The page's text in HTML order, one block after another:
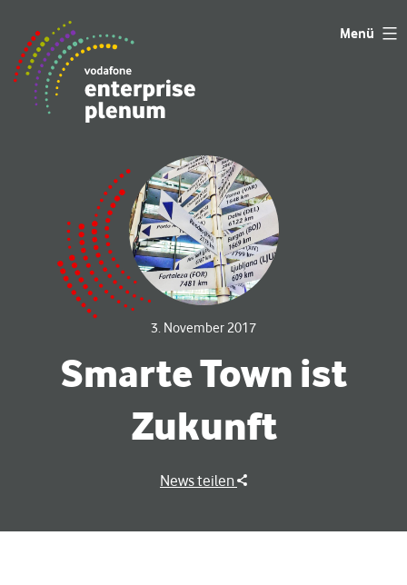
Inhalt
springen
Menü
3. November 2017
Smarte Town ist
Zukunft
News teilen